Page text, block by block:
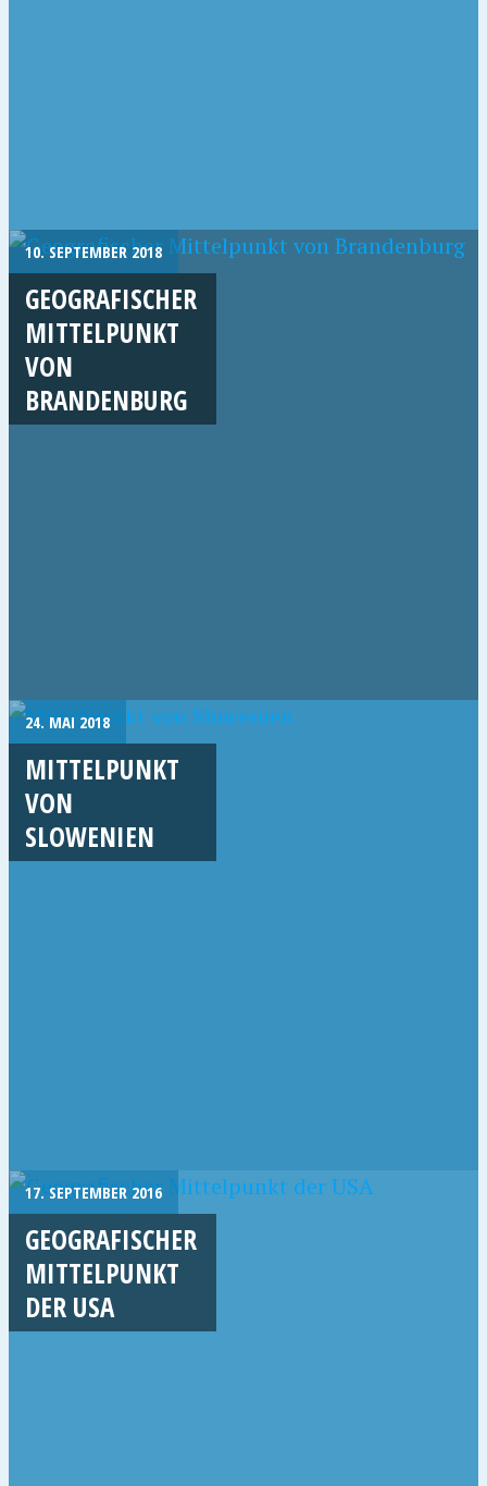
10. SEPTEMBER 2018
GEOGRAFISCHER
MITTELPUNKT
VON
BRANDENBURG
24. MAI 2018
MITTELPUNKT
VON
SLOWENIEN
17. SEPTEMBER 2016
GEOGRAFISCHER
MITTELPUNKT
DER USA